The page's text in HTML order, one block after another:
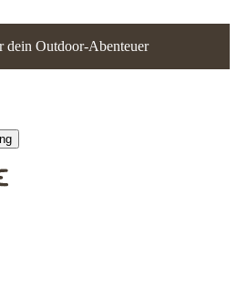
dein Outdoor-Abenteuer